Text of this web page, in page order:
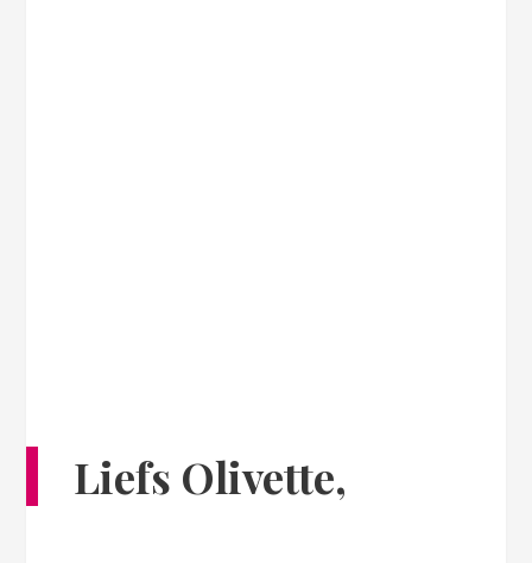
Liefs Olivette,